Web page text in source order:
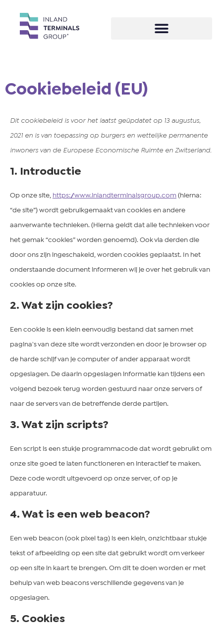
Cookiebeleid (EU)
Dit cookiebeleid is voor het laatst geüpdatet op 13 augustus,
2021 en is van toepassing op burgers en wettelijke permanente
inwoners van de Europese Economische Ruimte en Zwitserland.
1. Introductie
Op onze site, https://www.inlandterminalsgroup.com (hierna:
“de site”) wordt gebruikgemaakt van cookies en andere
aanverwante technieken. (Hierna geldt dat alle technieken voor
het gemak “cookies” worden genoemd). Ook via derden die
door ons zijn ingeschakeld, worden cookies geplaatst. In het
onderstaande document informeren wij je over het gebruik van
cookies op onze site.
2. Wat zijn cookies?
Een cookie is een klein eenvoudig bestand dat samen met
pagina's van deze site wordt verzonden en door je browser op
de harde schijf van je computer of ander apparaat wordt
opgeslagen. De daarin opgeslagen informatie kan tijdens een
volgend bezoek terug worden gestuurd naar onze servers of
naar de servers van de betreffende derde partijen.
3. Wat zijn scripts?
Een script is een stukje programmacode dat wordt gebruikt om
onze site goed te laten functioneren en interactief te maken.
Deze code wordt uitgevoerd op onze server, of op je
apparatuur.
4. Wat is een web beacon?
Een web beacon (ook pixel tag) is een klein, onzichtbaar stukje
tekst of afbeelding op een site dat gebruikt wordt om verkeer
op een site in kaart te brengen. Om dit te doen worden er met
behulp van web beacons verschillende gegevens van je
opgeslagen.
5. Cookies